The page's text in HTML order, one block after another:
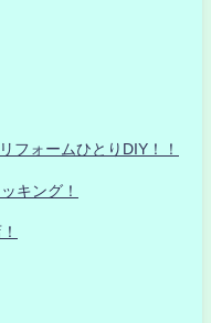
フォームひとりDIY！！
キング！